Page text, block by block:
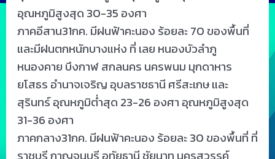
อุณหภูมิสูงสุด 30-35 องศา
ภาคอีสาน31กค. มีฝนฟ้าคะนอง ร้อยละ 70 ของพื้นที่
และมีฝนตกหนักบางแห่ง ที่ เลย หนองบัวลำภู
หนองคาย บึงกาฬ สกลนคร นครพนม มุกดาหาร
ยโสธร อำนาจเจริญ อุบลราชธานี ศรีสะเกษ และ
สุรินทร์ อุณหภูมิต่ำสุด 23-26 องศา อุณหภูมิสูงสุด
31-36 องศา
ภาคกลาง31กค. มีฝนฟ้าคะนอง ร้อยละ 30 ของพื้นที่ ที่
ราชบุรี กาญจนบุรี อุทัยธานี ชัยนาท นครสวรรค์